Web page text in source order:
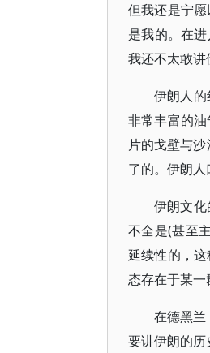
但我还是宁
是我的。在
我还不太敢讲
伊朗人
非常丰富的
片的戈壁与
了的。伊朗人
伊朗文
不全是(甚至
延续性的，
态存在于某一
在德黑
要讲伊朗的